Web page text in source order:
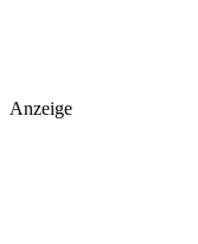
Anzeige